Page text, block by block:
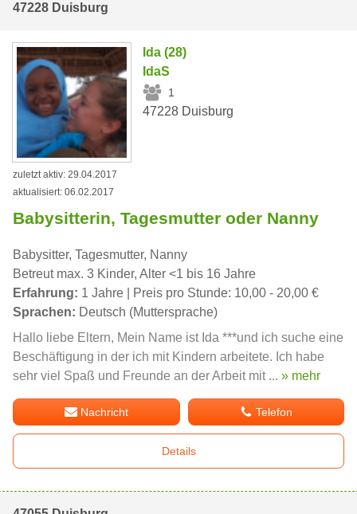
47228 Duisburg
Ida (28)
IdaS
1
47228 Duisburg
zuletzt aktiv: 29.04.2017
aktualisiert: 06.02.2017
Babysitterin, Tagesmutter oder Nanny
Babysitter, Tagesmutter, Nanny
Betreut max. 3 Kinder, Alter <1 bis 16 Jahre
Erfahrung: 1 Jahre | Preis pro Stunde: 10,00 - 20,00 €
Sprachen: Deutsch (Muttersprache)
Hallo liebe Eltern, Mein Name ist Ida ***und ich suche eine
Beschäftigung in der ich mit Kindern arbeitete. Ich habe
sehr viel Spaß und Freunde an der Arbeit mit ... » mehr
Nachricht Telefon
Details